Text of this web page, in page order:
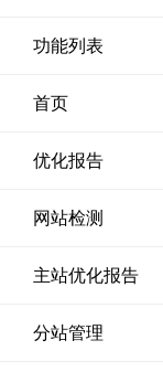
功能列表
首页
优化报告
网站检测
主站优化报告
分站管理